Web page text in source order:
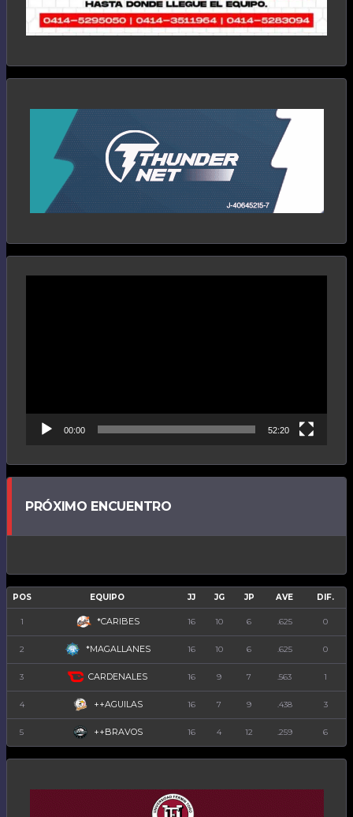
00:00 52:20
PRÓXIMO ENCUENTRO
POS EQUIPO JJ JG JP AVE DIF.
1 *CARIBES 16 10 6 .625 0
2 *MAGALLANES 16 10 6 .625 0
3 CARDENALES 16 9 7 .563 1
4 ++AGUILAS 16 7 9 .438 3
5 ++BRAVOS 16 4 12 .259 6